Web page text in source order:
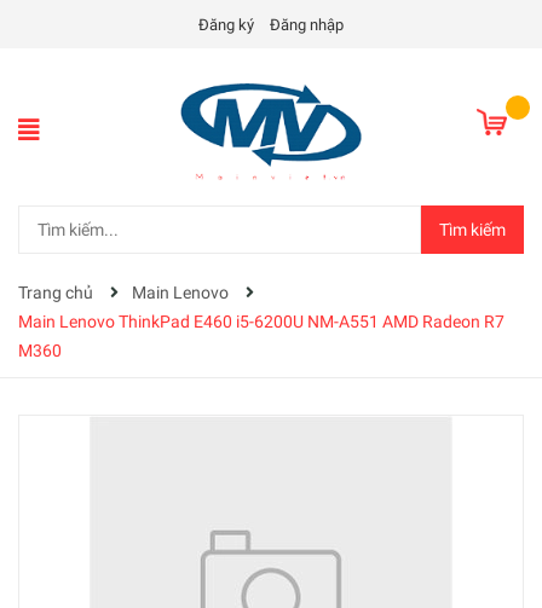
Đăng ký Đăng nhập
Tìm kiếm
Trang chủ
Main Lenovo
Main Lenovo ThinkPad E460 i5-6200U NM-A551 AMD Radeon R7
M360